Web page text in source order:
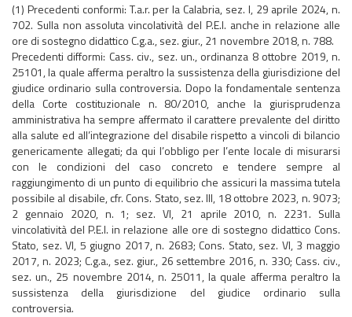
(1) Precedenti conformi: T.a.r. per la Calabria, sez. I, 29 aprile 2024, n.
702. Sulla non assoluta vincolatività del P.E.I. anche in relazione alle
ore di sostegno didattico C.g.a., sez. giur., 21 novembre 2018, n. 788.
Precedenti difformi: Cass. civ., sez. un., ordinanza 8 ottobre 2019, n.
25101, la quale afferma peraltro la sussistenza della giurisdizione del
giudice ordinario sulla controversia. Dopo la fondamentale sentenza
della Corte costituzionale n. 80/2010, anche la giurisprudenza
amministrativa ha sempre affermato il carattere prevalente del diritto
alla salute ed all’integrazione del disabile rispetto a vincoli di bilancio
genericamente allegati; da qui l’obbligo per l’ente locale di misurarsi
con le condizioni del caso concreto e tendere sempre al
raggiungimento di un punto di equilibrio che assicuri la massima tutela
possibile al disabile, cfr. Cons. Stato, sez. III, 18 ottobre 2023, n. 9073;
2 gennaio 2020, n. 1; sez. VI, 21 aprile 2010, n. 2231. Sulla
vincolatività del P.E.I. in relazione alle ore di sostegno didattico Cons.
Stato, sez. VI, 5 giugno 2017, n. 2683; Cons. Stato, sez. VI, 3 maggio
2017, n. 2023; C.g.a., sez. giur., 26 settembre 2016, n. 330; Cass. civ.,
sez. un., 25 novembre 2014, n. 25011, la quale afferma peraltro la
sussistenza della giurisdizione del giudice ordinario sulla
controversia.